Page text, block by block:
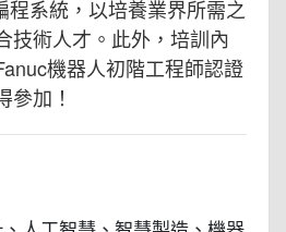
程系統，以培養業界所需之
技術人才。此外，培訓內
機器人初階工程師認證
參加！